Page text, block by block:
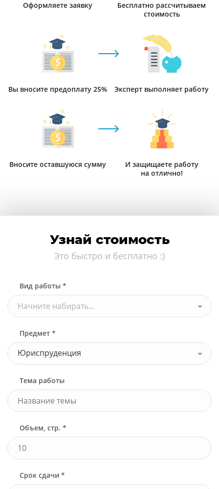
Оформляете заявку
Бесплатно рассчитываем
стоимость
Вы вносите предоплату 25% Эксперт выполняет работу
Вносите оставшуюся сумму
И защищаете работу
на отлично!
Узнай стоимость
Это быстро и бесплатно :)
Вид работы *
Начните набирать...
Предмет *
Юриспруденция
Тема работы
Объем, стр. *
Срок сдачи *